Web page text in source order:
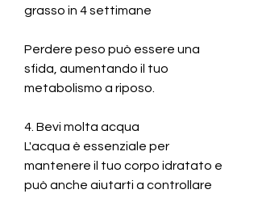
grasso in 4 settimane
Perdere peso può essere una
sfida, aumentando il tuo
metabolismo a riposo.
4. Bevi molta acqua
L'acqua è essenziale per
mantenere il tuo corpo idratato e
può anche aiutarti a controllare